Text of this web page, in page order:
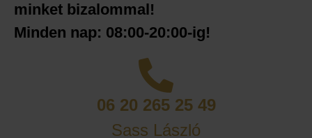
minket bizalommal!
Minden nap: 08:00-20:00-ig!
06 20 265 25 49
Sass László